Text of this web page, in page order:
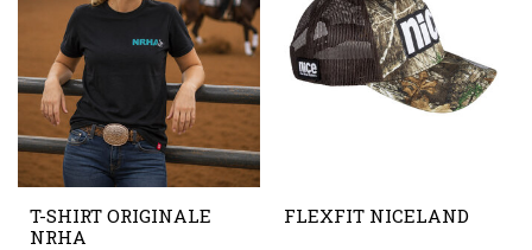
T-SHIRT ORIGINALE
NRHA
FLEXFIT NICELAND